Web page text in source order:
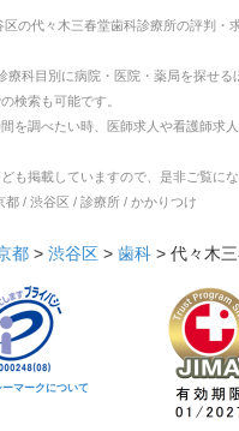
区の代々木三春堂歯科診療所の評判・
療科目別に病院・医院・薬局を探せる
検索も可能です。
を調べたい時、医師求人や看護師求
も掲載していますので、是非ご覧にな
都 / 渋谷区 / 診療所 / かかりつけ
都 > 渋谷区 > 歯科 > 代々木
マークについて